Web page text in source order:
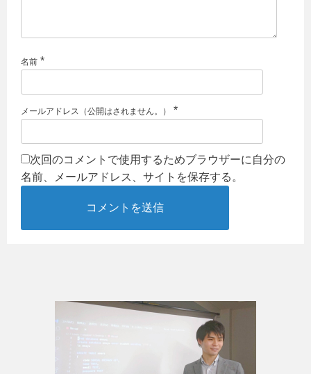
名前 *
メールアドレス（公開はされません。） *
次回のコメントで使用するためブラウザーに自分の
名前、メールアドレス、サイトを保存する。